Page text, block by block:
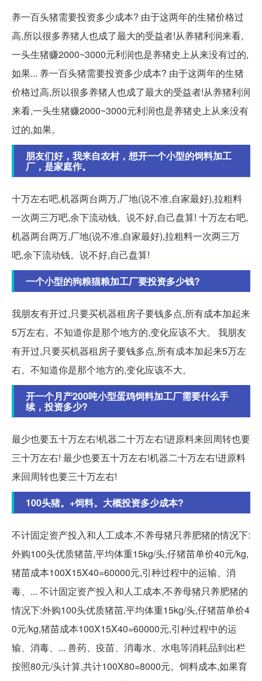
养一百头猪需要投资多少成本? 由于这两年的生猪价格过
高,所以很多养猪人也成了最大的受益者!从养猪利润来看,
一头生猪赚2000~3000元利润也是养猪史上从来没有过的,
如果... 养一百头猪需要投资多少成本? 由于这两年的生猪
价格过高,所以很多养猪人也成了最大的受益者!从养猪利润
来看,一头生猪赚2000~3000元利润也是养猪史上从来没有
过的,如果。
朋友们好，我来自农村，想开一个小型的饲料加工
厂，是家庭作。
十万左右吧,机器两台两万,厂地(说不准,自家最好),拉粗料
一次两三万吧,余下流动钱。说不好,自己盘算! 十万左右吧,
机器两台两万,厂地(说不准,自家最好),拉粗料一次两三万
吧,余下流动钱。说不好,自己盘算!
一个小型的狗粮猫粮加工厂要投资多少钱?
我朋友有开过,只要买机器租房子要钱多点,所有成本加起来
5万左右。不知道你是那个地方的,变化应该不大。 我朋友
有开过,只要买机器租房子要钱多点,所有成本加起来5万左
右。不知道你是那个地方的,变化应该不大。
开一个月产200吨小型蛋鸡饲料加工厂需要什么手
续，投资多少?
最少也要五十万左右!机器二十万左右!进原料来回周转也要
三十万左右! 最少也要五十万左右!机器二十万左右!进原料
来回周转也要三十万左右!
100头猪。+饲料。大概投资多少成本?
不计固定资产投入和人工成本,不养母猪只养肥猪的情况下:
外购100头优质猪苗,平均体重15kg/头,仔猪苗单价40元/kg,
猪苗成本100X15X40=60000元,引种过程中的运输、消
毒、... 不计固定资产投入和人工成本,不养母猪只养肥猪的
情况下:外购100头优质猪苗,平均体重15kg/头,仔猪苗单价4
0元/kg,猪苗成本100X15X40=60000元,引种过程中的运
输、消毒、... 兽药、疫苗、消毒水、水电等消耗品到出栏
按照80元/头计算,共计100X80=8000元。饲料成本,如果育